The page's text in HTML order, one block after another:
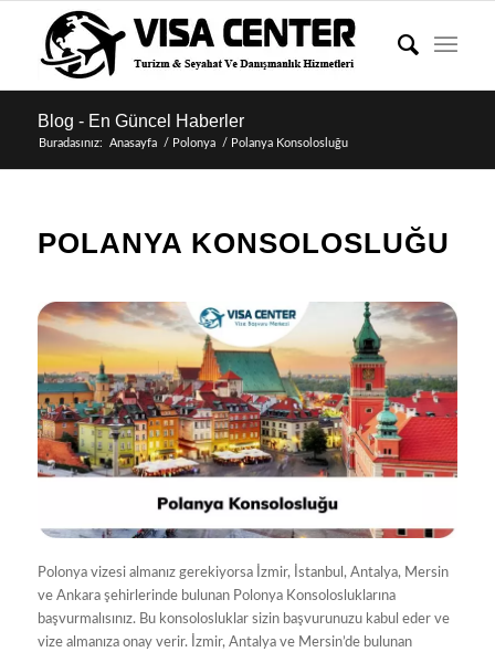
Blog - En Güncel Haberler
Buradasınız: Anasayfa / Polonya / Polanya Konsolosluğu
POLANYA KONSOLOSLUĞU
Polonya vizesi almanız gerekiyorsa İzmir, İstanbul, Antalya, Mersin
ve Ankara şehirlerinde bulunan Polonya Konsolosluklarına
başvurmalısınız. Bu konsolosluklar sizin başvurunuzu kabul eder ve
vize almanıza onay verir. İzmir, Antalya ve Mersin’de bulunan